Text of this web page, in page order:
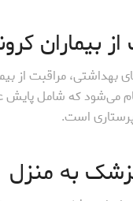
بهداشتی، مراقبت از
می‌شود که شامل پایش
است.